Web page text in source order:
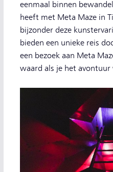
eenmaal binnen
heeft met Meta Maze in
bijzonder deze
bieden een unieke reis
een bezoek aan Meta
waard als je het